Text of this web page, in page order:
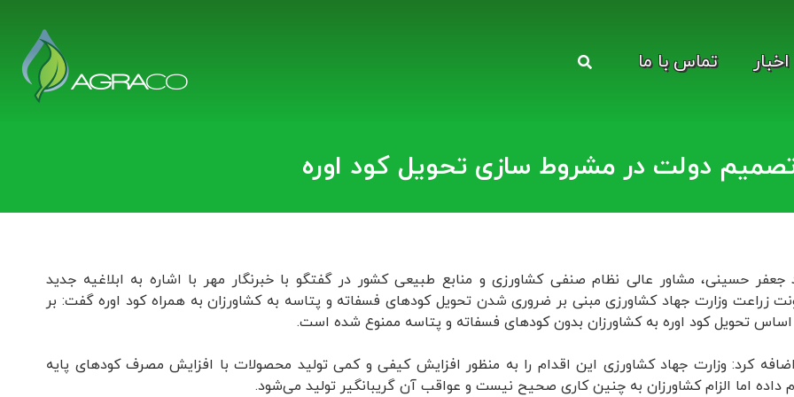
اخبار تماس با ما
تصمیم دولت در مشروط سازی تحویل کود اوره
حسینی، مشاور عالی نظام صنفی کشاورزی و منابع طبیعی کشور در گفتگو با خبرنگار مهر با اشاره به ابلاغیه جدید
زراعت وزارت جهاد کشاورزی مبنی بر ضروری شدن تحویل کودهای فسفاته و پتاسه به کشاورزان به همراه کود اوره گفت: بر
اساس تحویل کود اوره به کشاورزان بدون کودهای فسفاته و پتاسه ممنوع شده است.
کرد: وزارت جهاد کشاورزی این اقدام را به منظور افزایش کیفی و کمی تولید محصولات با افزایش مصرف کودهای پایه
داده اما الزام کشاورزان به چنین کاری صحیح نیست و عواقب آن گریبانگیر تولید می‌شود.